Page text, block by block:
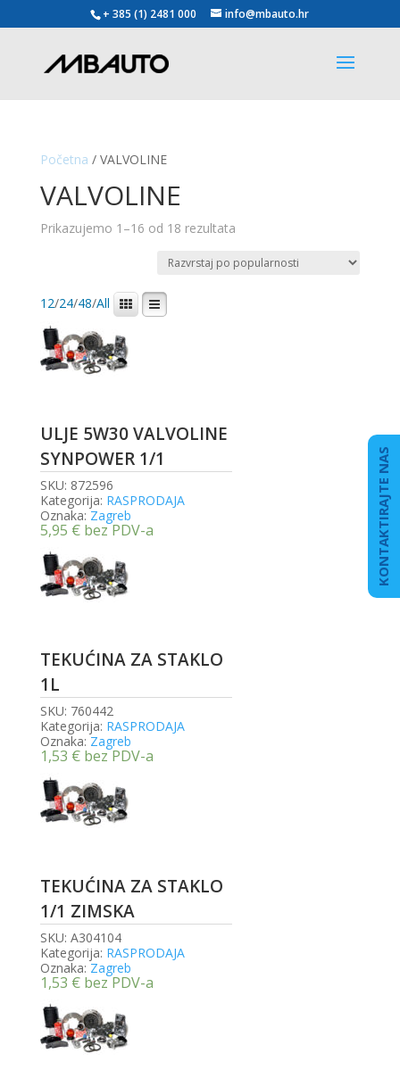
+ 385 (1) 2481 000 info@mbauto.hr
Početna / VALVOLINE
VALVOLINE
Prikazujemo 1–16 od 18 rezultataPoredano
popularnosti
12/24/48/All
ULJE 5W30 VALVOLINE
SYNPOWER 1/1
SKU: 872596
Kategorija: RASPRODAJA
Oznaka: Zagreb
5,95 € bez PDV-a
TEKUĆINA ZA STAKLO
1L
SKU: 760442
Kategorija: RASPRODAJA
Oznaka: Zagreb
1,53 € bez PDV-a
TEKUĆINA ZA STAKLO
1/1 ZIMSKA
SKU: A304104
Kategorija: RASPRODAJA
Oznaka: Zagreb
1,53 € bez PDV-a
KONTAKTIRAJTE NAS